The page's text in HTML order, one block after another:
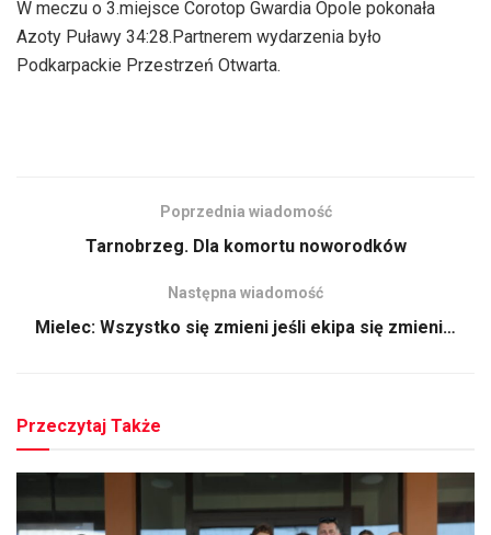
W meczu o 3.miejsce Corotop Gwardia Opole pokonała
Azoty Puławy 34:28.Partnerem wydarzenia było
Podkarpackie Przestrzeń Otwarta.
Poprzednia wiadomość
Tarnobrzeg. Dla komortu noworodków
Następna wiadomość
Mielec: Wszystko się zmieni jeśli ekipa się zmieni…
Przeczytaj Także